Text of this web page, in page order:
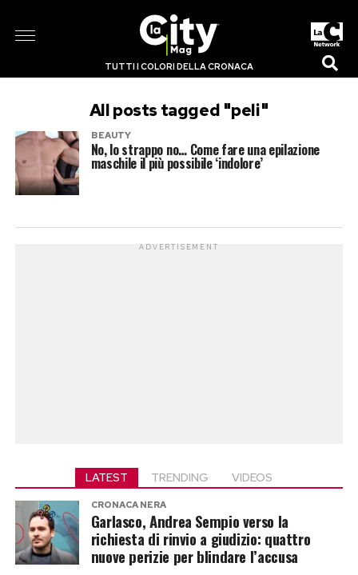
TUTTI I COLORI DELLA CRONACA
All posts tagged "peli"
BEAUTY
No, lo strappo no… Come fare una epilazione
maschile il più possibile ‘indolore’
ADVERTISEMENT
LATEST TRENDING VIDEOS
CRONACA NERA
Garlasco, Andrea Sempio verso la
richiesta di rinvio a giudizio: quattro
nuove perizie per blindare l’accusa